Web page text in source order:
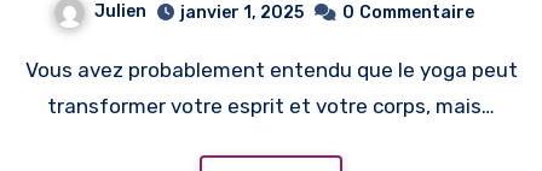
Julien janvier 1, 2025 0 Commentaire
Vous avez probablement entendu que le yoga peut
transformer votre esprit et votre corps, mais…